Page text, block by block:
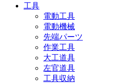
工具
電動工具
電動機械
先端パーツ
作業工具
大工道具
左官道具
工具収納